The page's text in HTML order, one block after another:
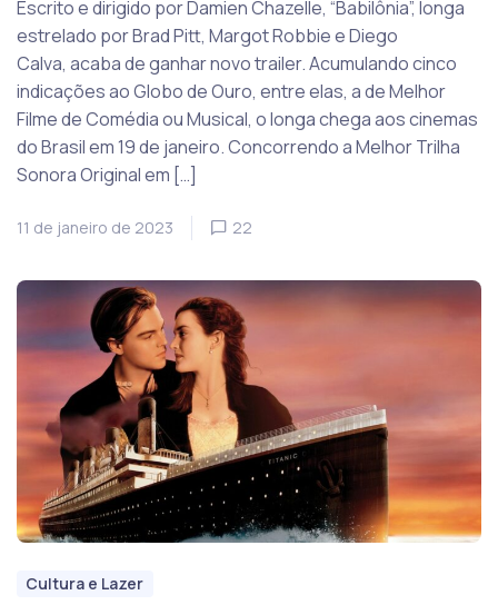
Escrito e dirigido por Damien Chazelle, “Babilônia”, longa
estrelado por Brad Pitt, Margot Robbie e Diego
Calva, acaba de ganhar novo trailer. Acumulando cinco
indicações ao Globo de Ouro, entre elas, a de Melhor
Filme de Comédia ou Musical, o longa chega aos cinemas
do Brasil em 19 de janeiro. Concorrendo a Melhor Trilha
Sonora Original em […]
11 de janeiro de 2023 22
Cultura e Lazer